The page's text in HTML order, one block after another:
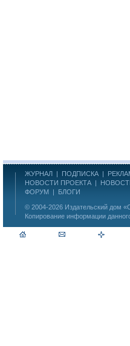
ЖУРНАЛ | ПОДПИСКА |
НОВОСТИ ПРОЕКТА |
ФОРУМ | БЛОГИ
© 2004-2026 Издательский дом
Копирование информации